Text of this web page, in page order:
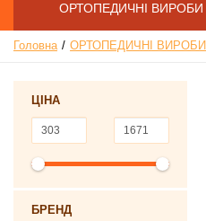
ОРТОПЕДИЧНІ ВИРОБИ
Головна ОРТОПЕДИЧНІ ВИРОБИ
ЦІНА
БРЕНД